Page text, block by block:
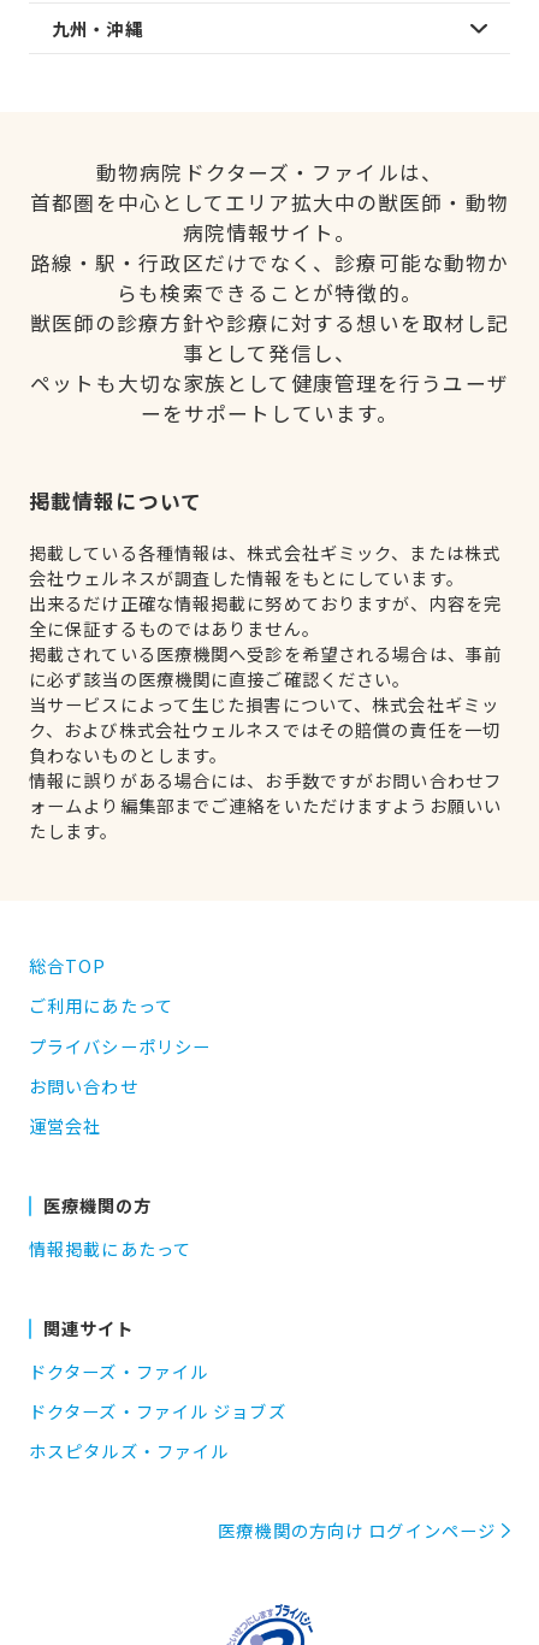
九州・沖縄
動物病院ドクターズ・ファイルは、
首都圏を中心としてエリア拡大中の獣医師・動物
病院情報サイト。
路線・駅・行政区だけでなく、診療可能な動物か
らも検索できることが特徴的。
獣医師の診療方針や診療に対する想いを取材し記
事として発信し、
ペットも大切な家族として健康管理を行うユーザ
ーをサポートしています。
掲載情報について
掲載している各種情報は、株式会社ギミック、または株式
会社ウェルネスが調査した情報をもとにしています。
出来るだけ正確な情報掲載に努めておりますが、内容を完
全に保証するものではありません。
掲載されている医療機関へ受診を希望される場合は、事前
に必ず該当の医療機関に直接ご確認ください。
当サービスによって生じた損害について、株式会社ギミッ
ク、および株式会社ウェルネスではその賠償の責任を一切
負わないものとします。
情報に誤りがある場合には、お手数ですがお問い合わせフ
ォームより編集部までご連絡をいただけますようお願いい
たします。
総合TOP
ご利用にあたって
プライバシーポリシー
お問い合わせ
運営会社
医療機関の方
情報掲載にあたって
関連サイト
ドクターズ・ファイル
ドクターズ・ファイル ジョブズ
ホスピタルズ・ファイル
医療機関の方向け ログインページ